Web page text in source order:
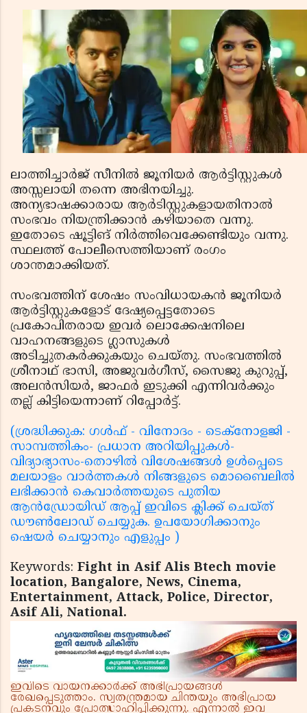
ലാത്തിച്ചാര്‍ജ് സീനില്‍ ജൂനിയര്‍ ആര്‍ട്ടിസ്റ്റുകള്‍
അസ്സലായി തന്നെ അഭിനയിച്ചു.
അന്യഭാഷക്കാരായ ആര്‍ടിസ്റ്റുകളായതിനാല്‍
സംഭവം നിയന്ത്രിക്കാന്‍ കഴിയാതെ വന്നു.
ഇതോടെ ഷൂട്ടിങ് നിര്‍ത്തിവെക്കേണ്ടിയും വന്നു.
സ്ഥലത്ത് പോലീസെത്തിയാണ് രംഗം
ശാന്തമാക്കിയത്.
സംഭവത്തിന് ശേഷം സംവിധായകന്‍ ജൂനിയര്‍
ആര്‍ട്ടിസ്റ്റുകളോട് ദേഷ്യപ്പെട്ടതോടെ
പ്രകോപിതരായ ഇവര്‍ ലൊക്കേഷനിലെ
വാഹനങ്ങളുടെ ഗ്ലാസുകള്‍
അടിച്ചുതകര്‍ക്കുകയും ചെയ്തു. സംഭവത്തില്‍
ശ്രീനാഥ് ഭാസി, അജുവര്‍ഗീസ്, സൈജു കുറുപ്പ്,
അലന്‍സിയര്‍, ജാഫര്‍ ഇടുക്കി എന്നിവര്‍ക്കും
തല്ല് കിട്ടിയെന്നാണ് റിപ്പോര്‍ട്ട്.
(ശ്രദ്ധിക്കുക: ഗൾഫ് - വിനോദം - ടെക്നോളജി -
സാമ്പത്തികം- പ്രധാന അറിയിപ്പുകൾ-
വിദ്യാഭ്യാസം-തൊഴിൽ വിശേഷങ്ങൾ ഉൾപ്പെടെ
മലയാളം വാർത്തകൾ നിങ്ങളുടെ മൊബൈലിൽ
ലഭിക്കാൻ കെവാർത്തയുടെ പുതിയ
ആൻഡ്രോയിഡ് ആപ്പ് ഇവിടെ ക്ലിക്ക് ചെയ്ത്
ഡൗൺലോഡ് ചെയ്യുക. ഉപയോഗിക്കാനും
ഷെയർ ചെയ്യാനും എളുപ്പം )
Keywords: Fight in Asif Alis Btech movie
location, Bangalore, News, Cinema,
Entertainment, Attack, Police, Director,
Asif Ali, National.
ഇവിടെ വായനക്കാർക്ക് അഭിപ്രായങ്ങൾ
രേഖപ്പെടുത്താം. സ്വതന്ത്രമായ ചിന്തയും അഭിപ്രായ
പ്രകടനവും പ്രോത്സാഹിപ്പിക്കുന്നു. എന്നാൽ ഇവ